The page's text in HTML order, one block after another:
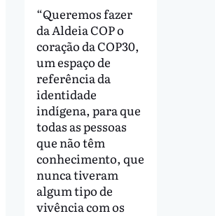
“Queremos fazer
da Aldeia COP o
coração da COP30,
um espaço de
referência da
identidade
indígena, para que
todas as pessoas
que não têm
conhecimento, que
nunca tiveram
algum tipo de
vivência com os